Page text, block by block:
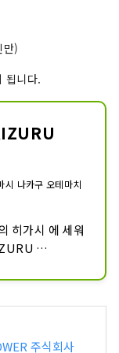
)
됩니다.
나카구 오테마치
히가시 에 세워
시마노오카", 다
험할 수 있는
시마 의 명품
시마 IPPIN",
주식회사